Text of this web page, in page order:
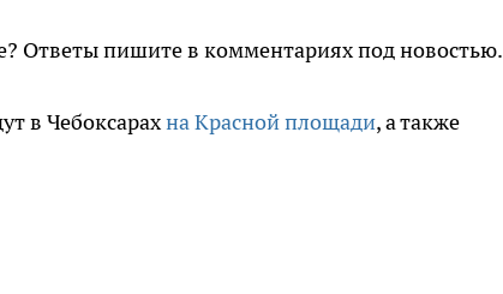
Ответы пишите в комментариях под новостью.
в Чебоксарахна Красной площади, а также